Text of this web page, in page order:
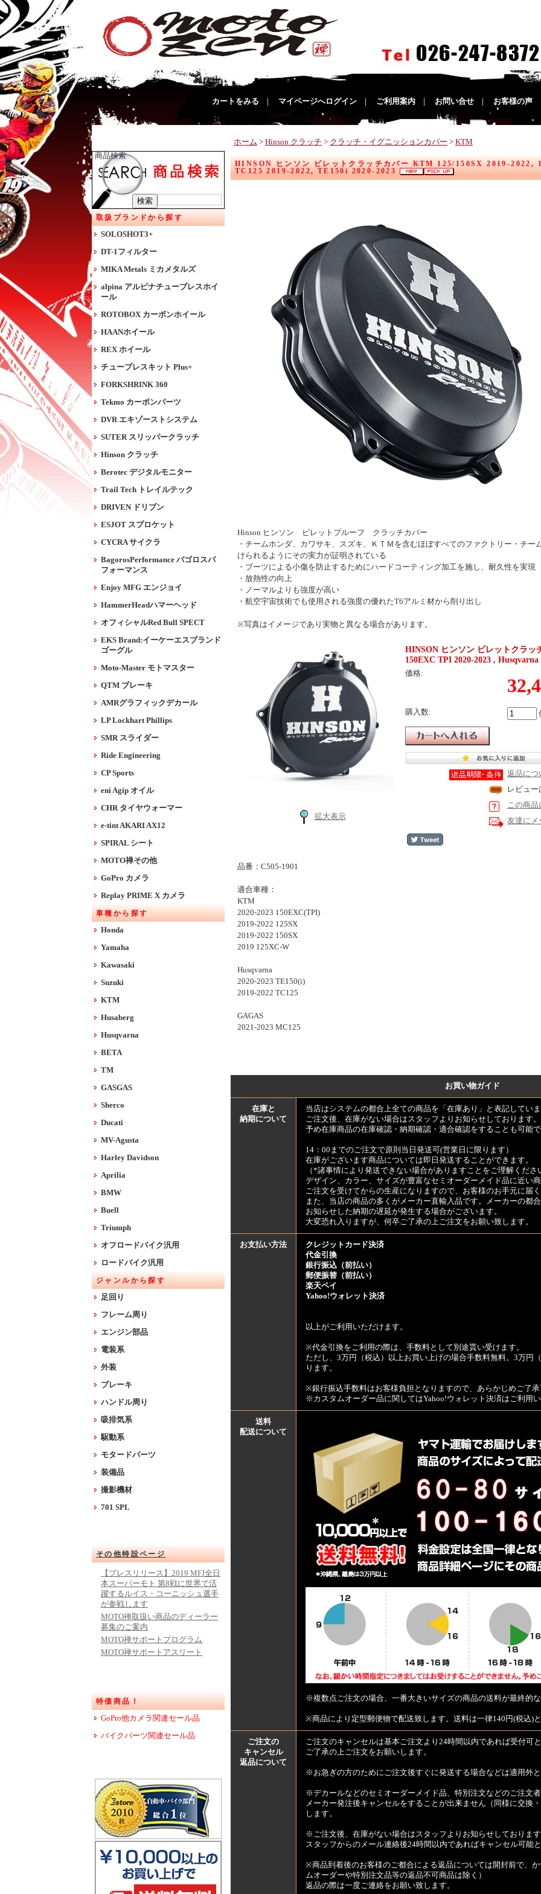
カートをみる マイページへログイン ご利用案内 お問い合せ お客様の声
商品検索
取扱ブランドから探す
SOLOSHOT3+
DT-1フィルター
MIKA Metals ミカメタルズ
alpina アルピナチューブレスホイ
ール
ROTOBOX カーボンホイール
HAANホイール
REX ホイール
チューブレスキット Plus+
FORKSHRINK 360
Tekmo カーボンパーツ
DVR エキゾーストシステム
SUTER スリッパークラッチ
Hinson クラッチ
Berotec デジタルモニター
Trail Tech トレイルテック
DRIVEN ドリブン
ESJOT スプロケット
CYCRA サイクラ
BagorosPerformance バゴロスパ
フォーマンス
Enjoy MFG エンジョイ
HammerHeadハマーヘッド
オフィシャルRed Bull SPECT
EKS Brand:イーケーエスブランド
ゴーグル
Moto-Master モトマスター
QTM ブレーキ
AMRグラフィックデカール
LP Lockhart Phillips
SMR スライダー
Ride Engineering
CP Sports
eni Agip オイル
CHR タイヤウォーマー
e-tint AKARI AX12
SPIRAL シート
MOTO禅その他
GoPro カメラ
Replay PRIME X カメラ
車種から探す
Honda
Yamaha
Kawasaki
Suzuki
KTM
Husaberg
Husqvarna
BETA
TM
GASGAS
Sherco
Ducati
MV-Agusta
Harley Davidson
Aprilia
BMW
Buell
Triumph
オフロードバイク汎用
ロードバイク汎用
ジャンルから探す
足回り
フレーム周り
エンジン部品
電装系
外装
ブレーキ
ハンドル周り
吸排気系
駆動系
モタードパーツ
装備品
撮影機材
701 SPL
その他特設ページ
【プレスリリース】2019 MFJ全日
本スーパーモト 第8戦に世界で活
躍するルイス・コーニッシュ選手
が参戦します
MOTO禅取扱い商品のディーラー
募集のご案内
MOTO禅サポートプログラム
MOTO禅サポートアスリート
特価商品！
GoPro他カメラ関連セール品
バイクパーツ関連セール品
ホーム > Hinson クラッチ > クラッチ・イグニッションカバー > KTM
HINSON ヒンソン ビレットクラッチカバー KTM 125/150SX 2019-
TC125 2019-2022, TE150i 2020-2023
Hinson ヒンソン ビレットプルーフ クラッチカバー
・チームホンダ、カワサキ、スズキ、ＫＴＭを含むほぼすべてのファクトリー・チ
けられるようにその実力が証明されている
・ブーツによる小傷を防止するためにハードコーティング加工を施し、耐久性を実現
・放熱性の向上
・ノーマルよりも強度が高い
・航空宇宙技術でも使用される強度の優れたT6アルミ材から削り出し
※写真はイメージであり実物と異なる場合があります。
拡大表示
HINSON ヒンソン ビレットクラッ
150EXC TPI 2020-2023 ,
価格:
購入数:
返品につ
レビュー
この商品
友達にメ
品番：C505-1901
適合車種：
KTM
2020-2023 150EXC(TPI)
2019-2022 125SX
2019-2022 150SX
2019 125XC-W
Husqvarna
2020-2023 TE150(i)
2019-2022 TC125
GAGAS
2021-2023 MC125
お買い物ガイド
在庫と
納期について
当店はシステムの都合上全ての商品を「在庫あり」と表記していま
ご注文後、在庫がない場合はスタッフよりお知らせしております。
予め在庫商品の在庫確認・納期確認・適合確認をすることも可能
14：00までのご注文で原則当日発送可(営業日に限ります）
在庫がございます商品については即日発送することができます。
（*諸事情により発送できない場合がありますことをご理解くださ
デザイン、カラー、サイズが豊富なセミオーダーメイド品に近い
ご注文を受けてからの生産になりますので、お客様のお手元に届
また、当店の商品の多くがメーカー直輸入品です。メーカーの都
お知らせした納期の遅延が発生する場合がございます。
大変恐れ入りますが、何卒ご了承の上ご注文をお願い致します。
お支払い方法
クレジットカード決済
代金引換
銀行振込（前払い）
郵便振替（前払い）
楽天ペイ
Yahoo!ウォレット決済
以上がご利用いただけます。
※代金引換をご利用の際は、手数料として別途貰い受けます。
ただし、3万円（税込）以上お買い上げの場合手数料無料。3万円
ります。
※銀行振込手数料はお客様負担となりますので、あらかじめご了承
※カスタムオーダー品に関してはYahoo!ウォレット決済はご利用
送料
配送について
※複数点ご注文の場合、一番大きいサイズの商品の送料が最終的な
※商品により定型郵便物で配送致します。送料は一律140円(税込)と
ご注文の
キャンセル
返品について
ご注文のキャンセルは基本ご注文より24時間以内であれば受付可
ご了承の上ご注文をお願いします。
※お急ぎの方のためにご注文後すぐに発送する場合などは適用外と
※デカールなどのセミオーダーメイド品、特別注文などのご注文
メーカー発注後キャンセルをすることが出来ません（同様に交換
します。
※ご注文後、在庫がない場合はスタッフよりお知らせしておりま
スタッフからのメール連絡後24時間以内であればキャンセル可能
※商品到着後のお客様のご都合による返品については開封前で、
ムオーダーや特別注文品等の返品不可商品は除く）
返品の際は一度ご連絡をお願い致します。